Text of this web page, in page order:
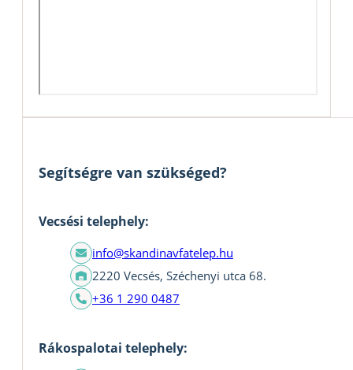
Segítségre van szükséged?
Vecsési telephely:
info@skandinavfatelep.hu
2220 Vecsés, Széchenyi utca 68.
+36 1 290 0487
Rákospalotai telephely: